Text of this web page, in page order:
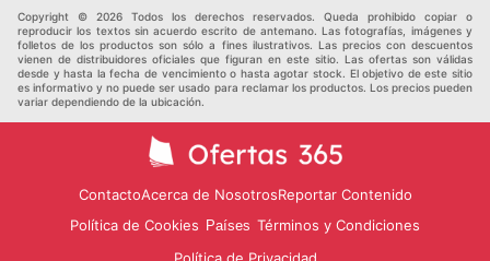
Copyright © 2026 Todos los derechos reservados. Queda prohibido copiar o
reproducir los textos sin acuerdo escrito de antemano. Las fotografías, imágenes y
folletos de los productos son sólo a fines ilustrativos. Las precios con descuentos
vienen de distribuidores oficiales que figuran en este sitio. Las ofertas son válidas
desde y hasta la fecha de vencimiento o hasta agotar stock. El objetivo de este sitio
es informativo y no puede ser usado para reclamar los productos. Los precios pueden
variar dependiendo de la ubicación.
ContactoAcerca de NosotrosReportar Contenido
Política de Cookies Países Términos y Condiciones